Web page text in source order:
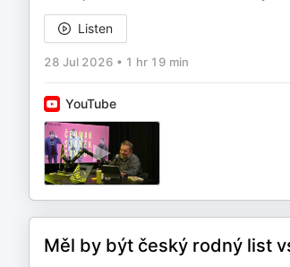
Listen
28 Jul 2026 • 1 hr 19 min
YouTube
Měl by být český rodný list